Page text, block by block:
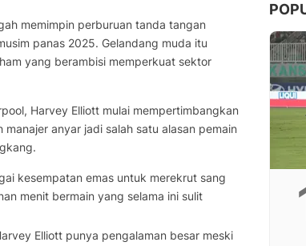
memimpin perburuan tanda tangan
panas 2025. Gelandang muda itu
yang berambisi memperkuat sektor
Harvey Elliott mulai mempertimbangkan
anyar jadi salah satu alasan pemain
kesempatan emas untuk merekrut sang
menit bermain yang selama ini sulit
Elliott punya pengalaman besar meski